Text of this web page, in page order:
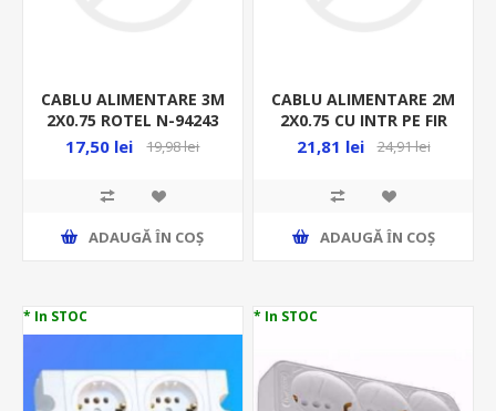
CABLU ALIMENTARE 3M
2X0.75 ROTEL N-94243
17,50 lei 19,98 lei
ADAUGĂ ȊN COŞ
CABLU ALIMENTARE 2M
2X0.75 CU INTR PE FIR
3822 N-98386
21,81 lei 24,91 lei
ADAUGĂ ȊN COŞ
* In STOC * In STOC